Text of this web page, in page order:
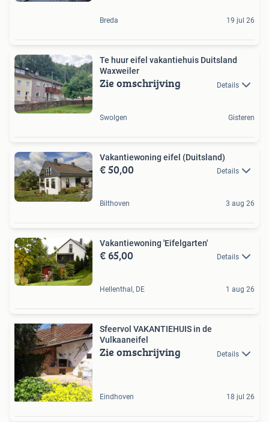
Breda 19 jul 26
Te huur eifel vakantiehuis Duitsland
Waxweiler
Zie omschrijving Details
Swolgen Gisteren
Vakantiewoning eifel (Duitsland)
€ 50,00 Details
Bilthoven 3 aug 26
Vakantiewoning 'Eifelgarten'
€ 65,00 Details
Hellenthal, DE 1 aug 26
Sfeervol VAKANTIEHUIS in de
Vulkaaneifel
Zie omschrijving Details
Eindhoven 18 jul 26